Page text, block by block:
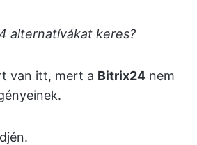
alternatívákat keres?
van itt, mert a Bitrix24 nem